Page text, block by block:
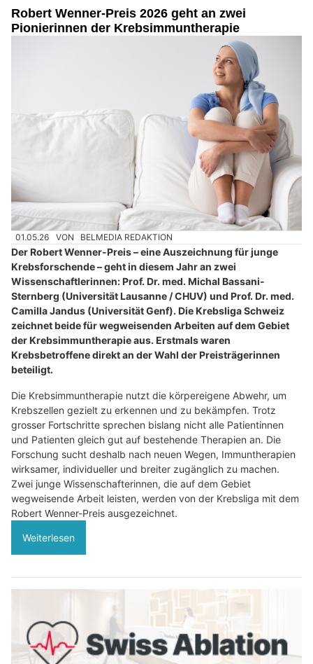
Robert Wenner-Preis 2026 geht an zwei
Pionierinnen der Krebsimmuntherapie
01.05.26 VON BELMEDIA REDAKTION
Der Robert Wenner-Preis – eine Auszeichnung für junge
Krebsforschende – geht in diesem Jahr an zwei
Wissenschaftlerinnen: Prof. Dr. med. Michal Bassani-
Sternberg (Universität Lausanne / CHUV) und Prof. Dr. med.
Camilla Jandus (Universität Genf). Die Krebsliga Schweiz
zeichnet beide für wegweisenden Arbeiten auf dem Gebiet
der Krebsimmuntherapie aus. Erstmals waren
Krebsbetroffene direkt an der Wahl der Preisträgerinnen
beteiligt.
Die Krebsimmuntherapie nutzt die körpereigene Abwehr, um
Krebszellen gezielt zu erkennen und zu bekämpfen. Trotz
grosser Fortschritte sprechen bislang nicht alle Patientinnen
und Patienten gleich gut auf bestehende Therapien an. Die
Forschung sucht deshalb nach neuen Wegen, Immuntherapien
wirksamer, individueller und breiter zugänglich zu machen.
Zwei junge Wissenschafterinnen, die auf dem Gebiet
wegweisende Arbeit leisten, werden von der Krebsliga mit dem
Robert Wenner-Preis ausgezeichnet.
Weiterlesen